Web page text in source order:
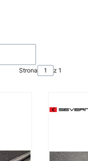
Strona z 1